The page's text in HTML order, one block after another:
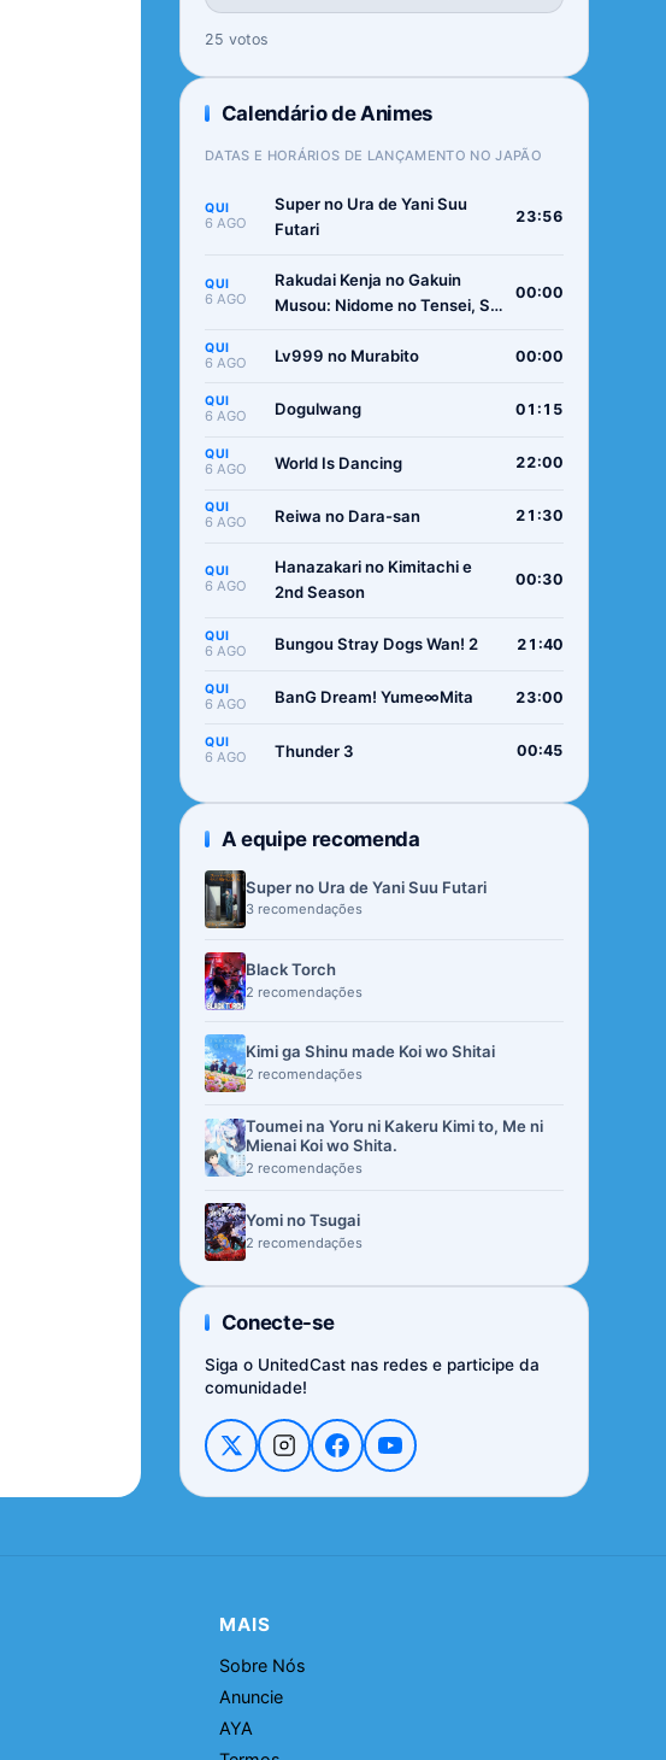
25 votos
Calendário de Animes
DATAS E HORÁRIOS DE LANÇAMENTO NO JAPÃO
QUI
6 AGO
Super no Ura de Yani Suu
Futari
23:56
QUI
6 AGO
Rakudai Kenja no Gakuin
Musou: Nidome no Tensei, S-
Boukenroku
00:00
QUI
6 AGO Lv999 no Murabito 00:00
QUI
6 AGO Dogulwang 01:15
QUI
6 AGO World Is Dancing 22:00
QUI
6 AGO Reiwa no Dara-san 21:30
QUI
6 AGO
Hanazakari no Kimitachi e
2nd Season
00:30
QUI
6 AGO Bungou Stray Dogs Wan! 2 21:40
QUI
6 AGO BanG Dream! Yume∞Mita 23:00
QUI
6 AGO Thunder 3 00:45
A equipe recomenda
Super no Ura de Yani Suu Futari
3 recomendações
Black Torch
2 recomendações
Kimi ga Shinu made Koi wo Shitai
2 recomendações
Toumei na Yoru ni Kakeru Kimi to, Me ni
Mienai Koi wo Shita.
2 recomendações
Yomi no Tsugai
2 recomendações
Conecte-se
Siga o UnitedCast nas redes e participe da
comunidade!
MAIS
Sobre Nós
Anuncie
AYA